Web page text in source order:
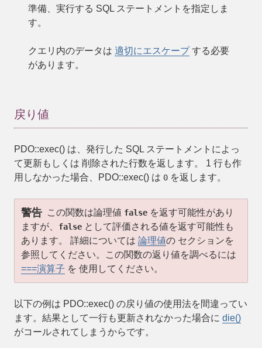
準備、実行する SQL ステートメントを指定しま
す。
クエリ内のデータは 適切にエスケープする必要
があります。
戻り値
PDO::exec() は、発行した SQL ステートメントによっ
て更新もしくは 削除された行数を返します。 1 行も作
用しなかった場合、
PDO::exec() は 0 を返します。
警告 この関数は論理値 false を返す可能性があり
ますが、 false として評価される値を返す可能性も
あります。 詳細については 論理値の セクションを
参照してください。この関数の返り値を調べるには
===演算子 を 使用してください。
以下の例は PDO::exec() の戻り値の使用法を間違ってい
ます。結果として一行も更新されなかった場合に die()
がコールされてしまうからです。